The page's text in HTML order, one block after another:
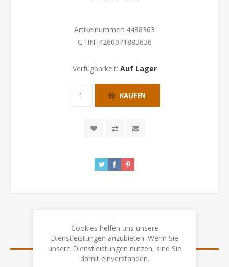
Artikelnummer: 4488363
GTIN: 4260071883636
Verfügbarkeit: Auf Lager
KAUFEN
ÜBERSICHT
SPEZIFIKATION
Cookies helfen uns unsere
Dienstleistungen anzubieten. Wenn Sie
unsere Dienstleistungen nutzen, sind Sie
damit einverstanden.